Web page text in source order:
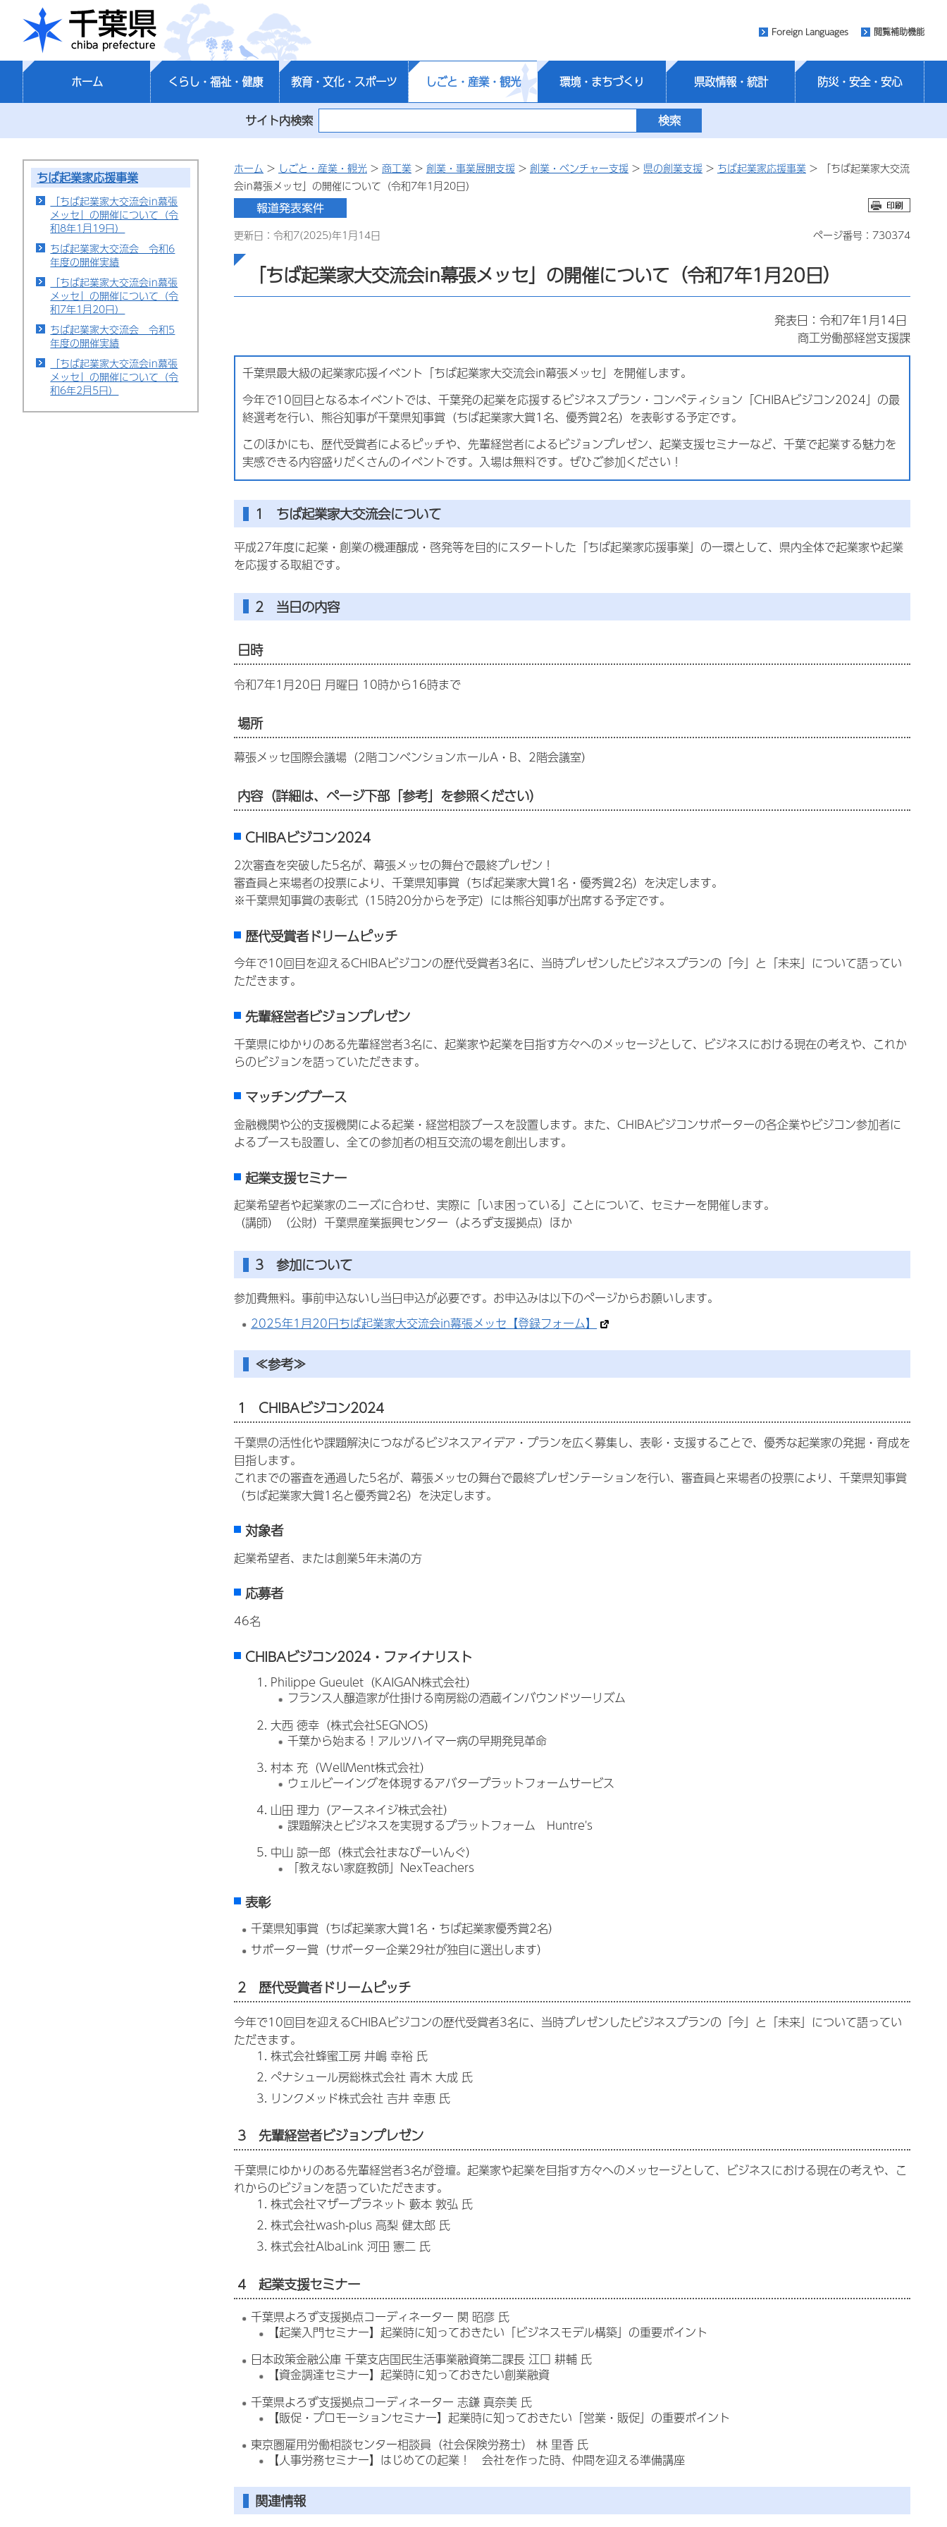
千葉県
Foreign Languages 閲覧補助機能
ホーム くらし・福祉・健康 教育・文化・スポーツ しごと・産業・観光 環境・まちづくり 県政情報・統計 防災・安全・安心
サイト内検索
ちば起業家応援事業
「ちば起業家大交流会in幕張
メッセ」の開催について（令
和8年1月19日）
ちば起業家大交流会 令和6
年度の開催実績
「ちば起業家大交流会in幕張
メッセ」の開催について（令
和7年1月20日）
ちば起業家大交流会 令和5
年度の開催実績
「ちば起業家大交流会in幕張
メッセ」の開催について（令
和6年2月5日）
ホーム > しごと・産業・観光 > 商工業 > 創業・事業展開支援 > 創業・ベンチャー支援 > 県の創業支援 > ちば起業家応援事業 > 「ちば起業家大交流
会in幕張メッセ」の開催について（令和7年1月20日）
更新日：令和7(2025)年1月14日 ページ番号：730374
「ちば起業家大交流会in幕張メッセ」の開催について（令和7年1月20日）
発表日：令和7年1月14日
商工労働部経営支援課
千葉県最大級の起業家応援イベント「ちば起業家大交流会in幕張メッセ」を開催します。
今年で10回目となる本イベントでは、千葉発の起業を応援するビジネスプラン・コンペティション「CHIBAビジコン2024」の最
終選考を行い、熊谷知事が千葉県知事賞（ちば起業家大賞1名、優秀賞2名）を表彰する予定です。
このほかにも、歴代受賞者によるピッチや、先輩経営者によるビジョンプレゼン、起業支援セミナーなど、千葉で起業する魅力を
実感できる内容盛りだくさんのイベントです。入場は無料です。ぜひご参加ください！
1 ちば起業家大交流会について
平成27年度に起業・創業の機運醸成・啓発等を目的にスタートした「ちば起業家応援事業」の一環として、県内全体で起業家や起業
を応援する取組です。
2 当日の内容
日時
令和7年1月20日 月曜日 10時から16時まで
場所
幕張メッセ国際会議場（2階コンベンションホールA・B、2階会議室）
内容（詳細は、ページ下部「参考」を参照ください）
CHIBAビジコン2024
2次審査を突破した5名が、幕張メッセの舞台で最終プレゼン！
審査員と来場者の投票により、千葉県知事賞（ちば起業家大賞1名・優秀賞2名）を決定します。
※千葉県知事賞の表彰式（15時20分からを予定）には熊谷知事が出席する予定です。
歴代受賞者ドリームピッチ
今年で10回目を迎えるCHIBAビジコンの歴代受賞者3名に、当時プレゼンしたビジネスプランの「今」と「未来」について語ってい
ただきます。
先輩経営者ビジョンプレゼン
千葉県にゆかりのある先輩経営者3名に、起業家や起業を目指す方々へのメッセージとして、ビジネスにおける現在の考えや、これか
らのビジョンを語っていただきます。
マッチングブース
金融機関や公的支援機関による起業・経営相談ブースを設置します。また、CHIBAビジコンサポーターの各企業やビジコン参加者に
よるブースも設置し、全ての参加者の相互交流の場を創出します。
起業支援セミナー
起業希望者や起業家のニーズに合わせ、実際に「いま困っている」ことについて、セミナーを開催します。
（講師）（公財）千葉県産業振興センター（よろず支援拠点）ほか
3 参加について
参加費無料。事前申込ないし当日申込が必要です。お申込みは以下のページからお願いします。
2025年1月20日ちば起業家大交流会in幕張メッセ【登録フォーム】
≪参考≫
1 CHIBAビジコン2024
千葉県の活性化や課題解決につながるビジネスアイデア・プランを広く募集し、表彰・支援することで、優秀な起業家の発掘・育成を
目指します。
これまでの審査を通過した5名が、幕張メッセの舞台で最終プレゼンテーションを行い、審査員と来場者の投票により、千葉県知事賞
（ちば起業家大賞1名と優秀賞2名）を決定します。
対象者
起業希望者、または創業5年未満の方
応募者
46名
CHIBAビジコン2024・ファイナリスト
Philippe Gueulet（KAIGAN株式会社）
フランス人醸造家が仕掛ける南房総の酒蔵インバウンドツーリズム
大西 徳幸（株式会社SEGNOS）
千葉から始まる！アルツハイマー病の早期発見革命
村本 充（WellMent株式会社）
ウェルビーイングを体現するアバタープラットフォームサービス
山田 理力（アースネイジ株式会社）
課題解決とビジネスを実現するプラットフォーム Huntre's
中山 諒一郎（株式会社まなびーいんぐ）
「教えない家庭教師」NexTeachers
表彰
千葉県知事賞（ちば起業家大賞1名・ちば起業家優秀賞2名）
サポーター賞（サポーター企業29社が独自に選出します）
2 歴代受賞者ドリームピッチ
今年で10回目を迎えるCHIBAビジコンの歴代受賞者3名に、当時プレゼンしたビジネスプランの「今」と「未来」について語ってい
ただきます。
株式会社蜂蜜工房 井嶋 幸裕 氏
ペナシュール房総株式会社 青木 大成 氏
リンクメッド株式会社 吉井 幸恵 氏
3 先輩経営者ビジョンプレゼン
千葉県にゆかりのある先輩経営者3名が登壇。起業家や起業を目指す方々へのメッセージとして、ビジネスにおける現在の考えや、こ
れからのビジョンを語っていただきます。
株式会社マザープラネット 藪本 敦弘 氏
株式会社wash-plus 高梨 健太郎 氏
株式会社AlbaLink 河田 憲二 氏
4 起業支援セミナー
千葉県よろず支援拠点コーディネーター 関 昭彦 氏
【起業入門セミナー】起業時に知っておきたい「ビジネスモデル構築」の重要ポイント
日本政策金融公庫 千葉支店国民生活事業融資第二課長 江口 耕輔 氏
【資金調達セミナー】起業時に知っておきたい創業融資
千葉県よろず支援拠点コーディネーター 志鎌 真奈美 氏
【販促・プロモーションセミナー】起業時に知っておきたい「営業・販促」の重要ポイント
東京圏雇用労働相談センター相談員（社会保険労務士） 林 里香 氏
【人事労務セミナー】はじめての起業！ 会社を作った時、仲間を迎える準備講座
関連情報